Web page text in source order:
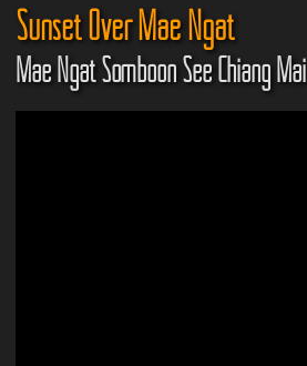
Sunset Over Mae Ngat
Mae Ngat Somboon See Chiang Mai